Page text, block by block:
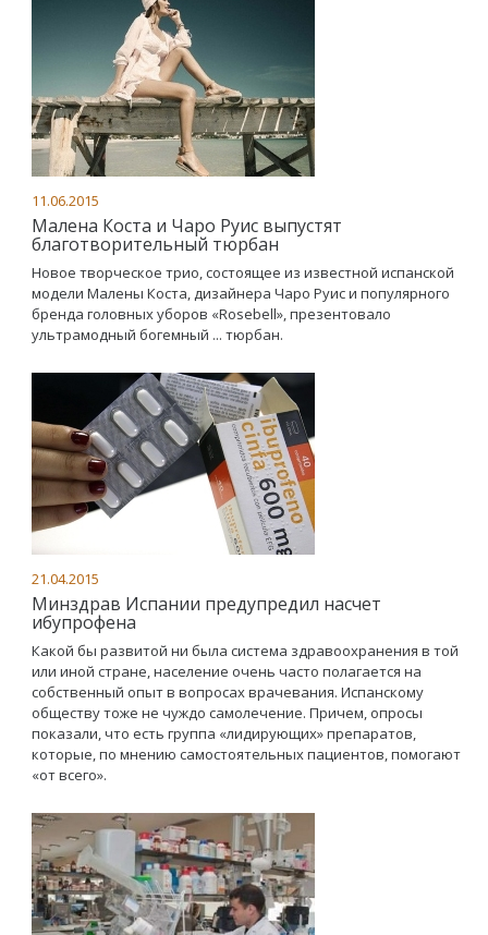
11.06.2015
Малена Коста и Чаро Руис выпустят
благотворительный тюрбан
Новое творческое трио, состоящее из известной испанской
модели Малены Коста, дизайнера Чаро Руис и популярного
бренда головных уборов «Rosebell», презентовало
ультрамодный богемный ... тюрбан.
21.04.2015
Минздрав Испании предупредил насчет
ибупрофена
Какой бы развитой ни была система здравоохранения в той
или иной стране, население очень часто полагается на
собственный опыт в вопросах врачевания. Испанскому
обществу тоже не чуждо самолечение. Причем, опросы
показали, что есть группа «лидирующих» препаратов,
которые, по мнению самостоятельных пациентов, помогают
«от всего».